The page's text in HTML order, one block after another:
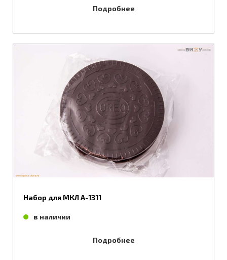
Подробнее
Набор для МКЛ А-1311
в наличии
Подробнее